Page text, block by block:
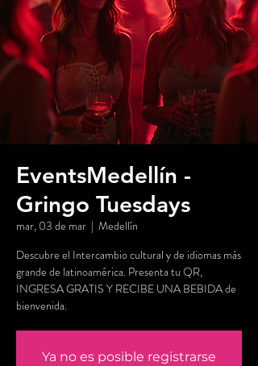
EventsMedellín -
Gringo Tuesdays
mar, 03 de mar
  |
Medellín
Descubre el Intercambio cultural y de idiomas más
grande de latinoamérica. Presenta tu QR,
INGRESA GRATIS Y RECIBE UNA BEBIDA de
bienvenida.
Ya no es posible registrarse